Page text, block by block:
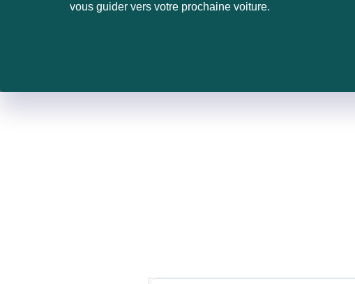
vous guider vers votre prochaine voiture.